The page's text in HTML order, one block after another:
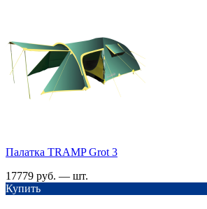
Палатка TRАMP Grot 3
17779 руб. — шт.
Купить